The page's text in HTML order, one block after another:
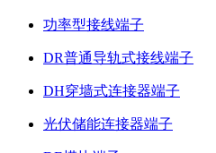
功率型接线端子
DR普通导轨式接线端子
DH穿墙式连接器端子
光伏储能连接器端子